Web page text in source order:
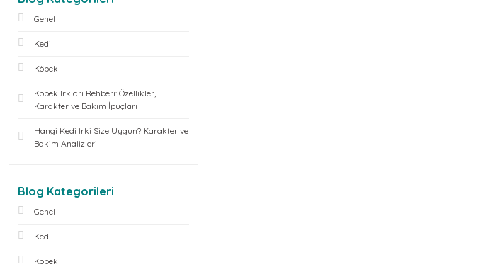
Genel
Kedi
Köpek
Köpek Irkları Rehberi: Özellikler,
Karakter ve Bakım İpuçları
Hangi Kedi Irki Size Uygun? Karakter ve
Bakim Analizleri
Blog Kategorileri
Genel
Kedi
Köpek